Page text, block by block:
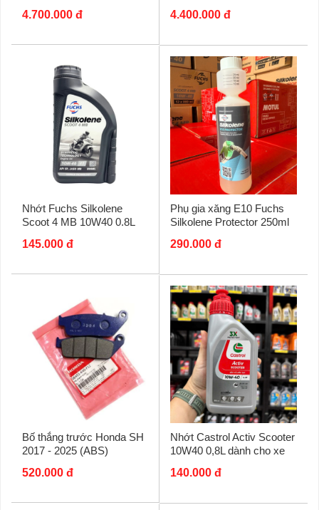
4.700.000 đ
4.400.000 đ
Nhớt Fuchs Silkolene
Scoot 4 MB 10W40 0.8L
145.000 đ
Phụ gia xăng E10 Fuchs
Silkolene Protector 250ml
290.000 đ
Bố thắng trước Honda SH
2017 - 2025 (ABS)
520.000 đ
Nhớt Castrol Activ Scooter
10W40 0,8L dành cho xe
140.000 đ